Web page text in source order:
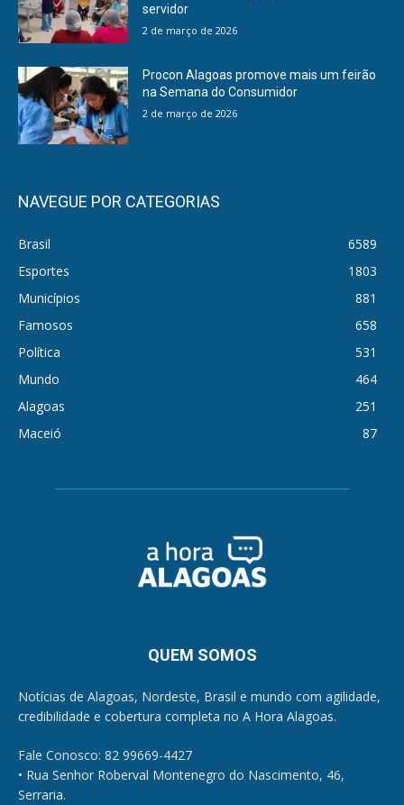
servidor
2 de março de 2026
Procon Alagoas promove mais um feirão
na Semana do Consumidor
2 de março de 2026
NAVEGUE POR CATEGORIAS
Brasil
6589
Esportes
1803
Municípios
881
Famosos
658
Política
531
Mundo
464
Alagoas
251
Maceió
87
QUEM SOMOS
Notícias de Alagoas, Nordeste, Brasil e mundo com agilidade,
credibilidade e cobertura completa no A Hora Alagoas.
Fale Conosco: 82 99669-4427
• Rua Senhor Roberval Montenegro do Nascimento, 46,
Serraria.